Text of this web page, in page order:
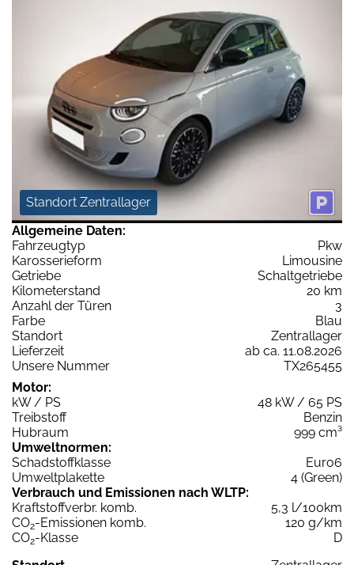
Standort Zentrallager
Allgemeine Daten:
Fahrzeugtyp
Pkw
Karosserieform
Limousine
Getriebe
Schaltgetriebe
Kilometerstand
20 km
Anzahl der Türen
3
Farbe
Blau
Standort
Zentrallager
Lieferzeit
ab ca. 11.08.2026
Unsere Nummer
TX265455
Motor:
kW / PS
48 kW / 65 PS
Treibstoff
Benzin
Hubraum
999 cm³
Umweltnormen:
Schadstoffklasse
Euro6
Umweltplakette
4 (Green)
Verbrauch und Emissionen nach WLTP:
Kraftstoffverbr. komb.
5,3 l/100km
CO2-Emissionen komb.
120 g/km
CO2-Klasse
D